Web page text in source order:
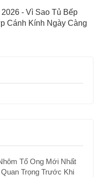
- Vì Sao Tủ Bếp
Cánh Kính Ngày Càng
Tổ Ong Mới Nhất
Trọng Trước Khi